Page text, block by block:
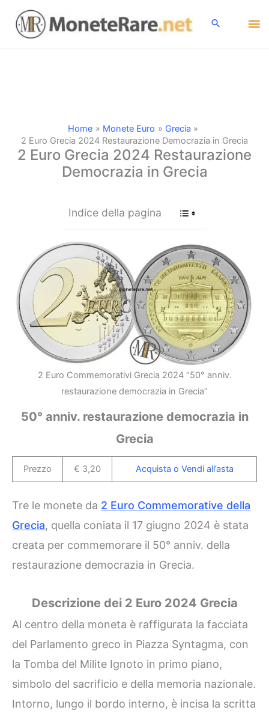
contenuto
Home Monete Euro
Grecia
2 Euro Grecia 2024 Restaurazione Democrazia in Grecia
2 Euro Grecia 2024 Restaurazione
Democrazia in Grecia
Indice della pagina
2 Euro Commemorativi Grecia 2024 “50° anniv.
restaurazione democrazia in Grecia”
50° anniv. restaurazione democrazia in
Grecia
Prezzo € 3,20 Acquista o Vendi all’asta
Tre le monete da 2 Euro Commemorative della
Grecia, quella coniata il 17 giugno 2024 è stata
creata per commemorare il 50° anniv. della
restaurazione democrazia in Grecia.
Descrizione dei 2 Euro 2024 Grecia
Al centro della moneta è raffigurata la facciata
del Parlamento greco in Piazza Syntagma, con
la Tomba del Milite Ignoto in primo piano,
simbolo del sacrificio e della memoria nazionale.
Intorno, lungo il bordo interno, è incisa la scritta